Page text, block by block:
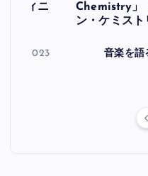
フィニ
30, 2023
Chemistry」
ン・ケミスト
音楽を語